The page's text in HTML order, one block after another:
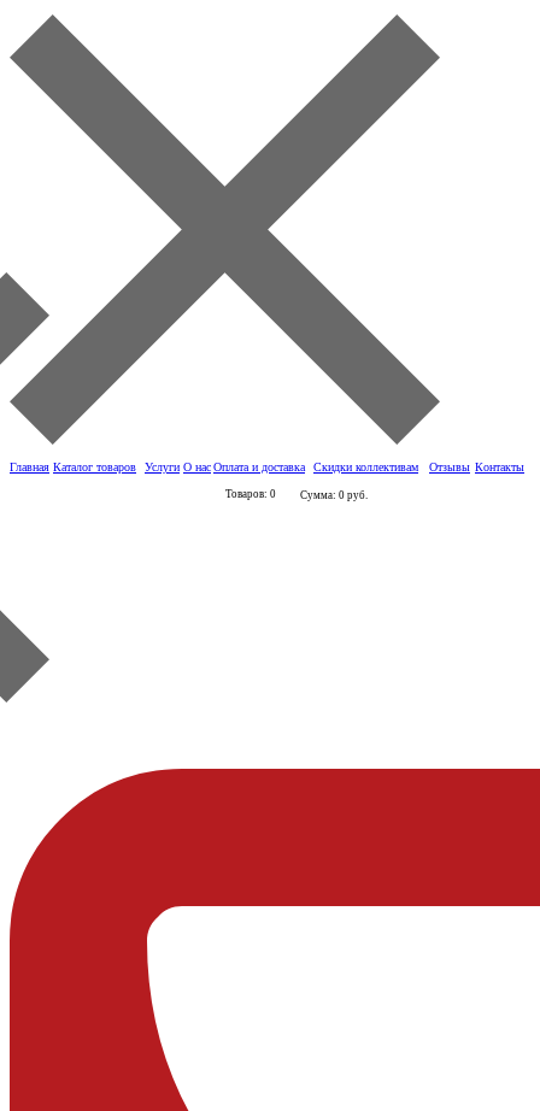
Главная Каталог товаров Услуги О насОплата и доставка Скидки коллективам Отзывы Контакты
Товаров: 0 Сумма: 0 руб.